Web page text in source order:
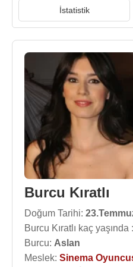
İstatistik
Burcu Kıratlı
Doğum Tarihi:
Burcu Kıratlı kaç yaşında :
Burcu: Aslan
Meslek: Sinema